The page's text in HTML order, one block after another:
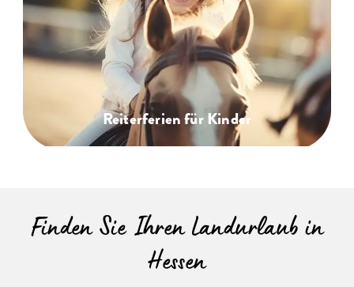
Reiterferien für Kinder
Finden Sie Ihren Landurlaub in
Hessen